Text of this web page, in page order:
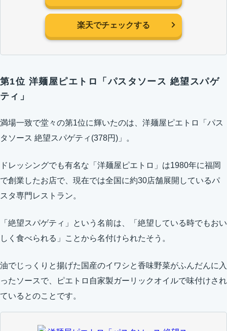
楽天でチェックする
第1位 洋麺屋ピエトロ「パスタソース 絶望スパゲ
ティ」
満場一致で堂々の第1位に輝いたのは、洋麺屋ピエトロ「パス
タソース 絶望スパゲティ(378円)」。
ドレッシングでも有名な「洋麺屋ピエトロ」は1980年に福岡
で創業したお店で、現在では全国に約30店舗展開しているパ
スタ専門レストラン。
「絶望スパゲティ」という名前は、「絶望している時でもおい
しく食べられる」ことから名付けられたそう。
油でじっくりと揚げた国産のイワシと香味野菜がふんだんに入
ったソースで、ピエトロ自家製ガーリックオイルで味付けされ
ているとのことです。